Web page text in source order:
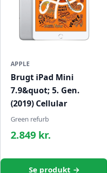
APPLE
Brugt iPad Mini
7.9&quot; 5. Gen.
(2019) Cellular
Green refurb
2.849 kr.
Se produkt →